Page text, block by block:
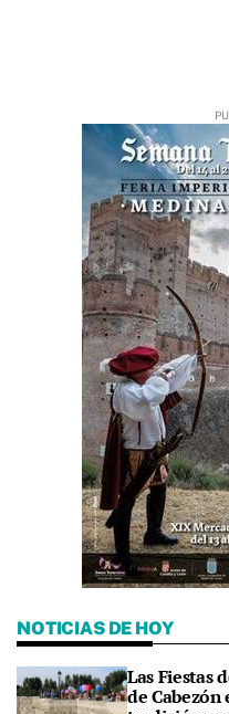
NOTICIAS DE HOY
Las Fiestas
de Cabezón